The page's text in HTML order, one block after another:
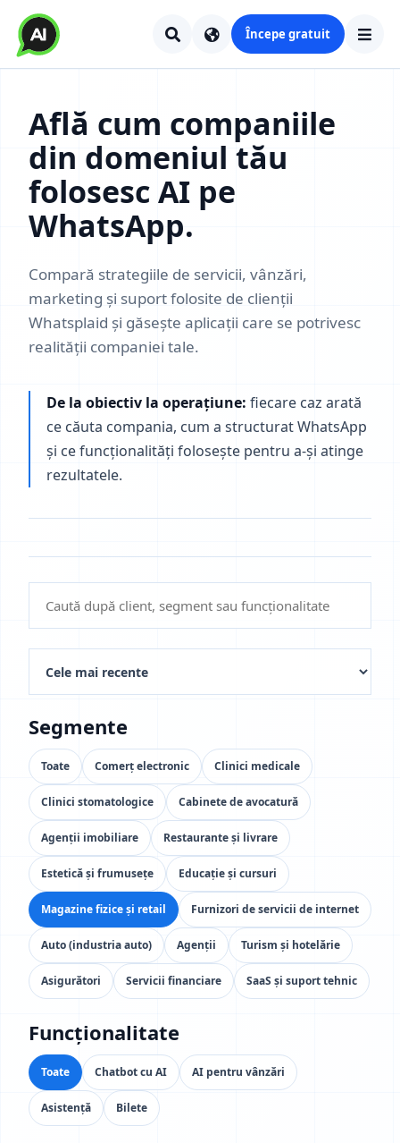
Începe gratuit
Află cum companiile
din domeniul tău
folosesc AI pe
WhatsApp.
Compară strategiile de servicii, vânzări,
marketing și suport folosite de clienții
Whatsplaid și găsește aplicații care se potrivesc
realității companiei tale.
De la obiectiv la operațiune: fiecare caz arată
ce căuta compania, cum a structurat WhatsApp
și ce funcționalități folosește pentru a-și atinge
rezultatele.
Segmente
Toate Comerț electronic Clinici medicale
Clinici stomatologice Cabinete de avocatură
Agenții imobiliare Restaurante și livrare
Estetică și frumusețe Educație și cursuri
Magazine fizice și retail Furnizori de servicii de internet
Auto (industria auto) Agenții Turism și hotelărie
Asigurători Servicii financiare SaaS și suport tehnic
Funcționalitate
Toate Chatbot cu AI AI pentru vânzări
Asistență Bilete